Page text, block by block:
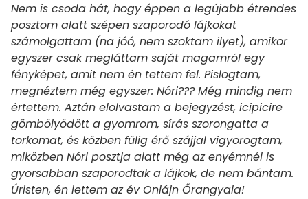
Nem is csoda hát, hogy éppen a legújabb étrendes
posztom alatt szépen szaporodó lájkokat
számolgattam (na jóó, nem szoktam ilyet), amikor
egyszer csak megláttam saját magamról egy
fényképet, amit nem én tettem fel. Pislogtam,
megnéztem még egyszer: Nóri??? Még mindig nem
értettem. Aztán elolvastam a bejegyzést, icipicire
gömbölyödött a gyomrom, sírás szorongatta a
torkomat, és közben fülig érő szájjal vigyorogtam,
miközben Nóri posztja alatt még az enyémnél is
gyorsabban szaporodtak a lájkok, de nem bántam.
Úristen, én lettem az év Onlájn Őrangyala!